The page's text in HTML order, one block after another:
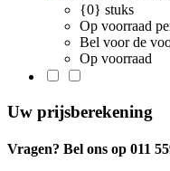
{0} stuks
Op voorraad
Bel voor de
Op voorraad
Uw prijsberekening
Vragen? Bel ons op 011